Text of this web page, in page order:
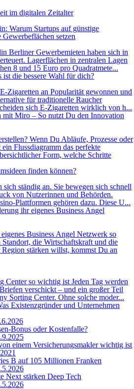
im digitalen Zeitalter
Warum Startups auf günstige
setzen
Berliner Gewerbemieten haben sich in
Lagerflächen in zentralen Lagen
8 und 15 Euro pro Quadratmete...
die bessere Wahl für dich?
Zigaretten an Popularität gewonnen und
für traditionelle Raucher
sich E-Zigaretten wirklich von h...
mit Miro – So nutzt Du den Innovation
Wenn Du Abläufe, Prozesse oder
Flussdiagramm das perfekte
Form, welche Schritte
finden können?
sich ständig an. Sie bewegen sich schnell
von Nutzerinnen und Behörden.
Plattformen gehören dazu. Diese U...
ihr eigenes Business Angel
Business Angel Netzwerk so
die Wirtschaftskraft und die
stärken willst, kommst Du an
Center so wichtig ist Jeden Tag werden
verschickt – und ein großer Teil
Sorting Center. Ohne solche moder...
Existenzgründer und Unternehmen
Bonus oder Kostenfalle?
einem Versicherungsmakler wichtig ist
B auf 105 Millionen Franken
Next stärken Deep Tech